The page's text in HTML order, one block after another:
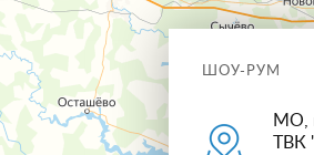
ШОУ-РУМ
МО,